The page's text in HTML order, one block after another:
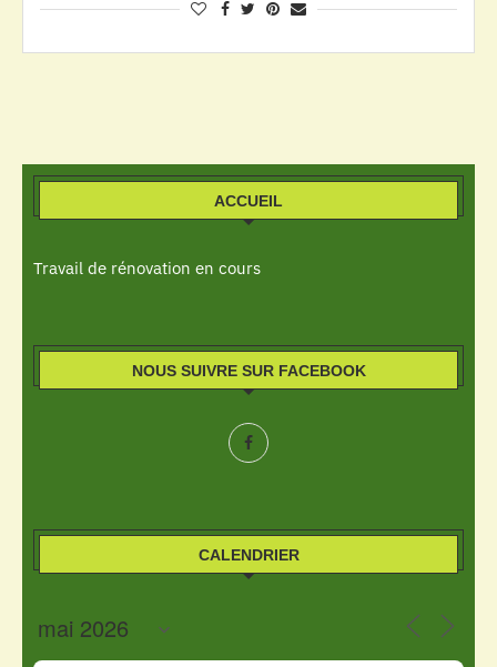
ACCUEIL
Travail de rénovation en cours
NOUS SUIVRE SUR FACEBOOK
CALENDRIER